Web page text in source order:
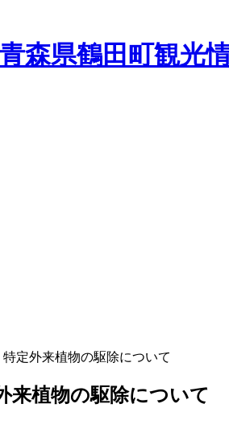
森県鶴田町観光
特定外来植物の駆除について
来植物の駆除について